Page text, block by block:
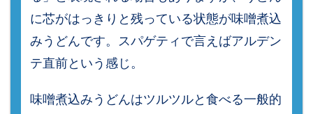
に芯がはっきりと残っている状態が味噌煮込
みうどんです。スパゲティで言えばアルデン
テ直前という感じ。
味噌煮込みうどんはツルツルと食べる一般的